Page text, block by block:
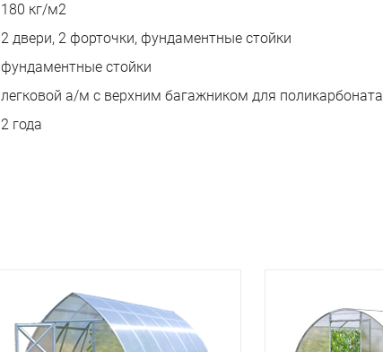
180 кг/м2
2 двери, 2 форточки, фундаментные стойки
фундаментные стойки
легковой а/м с верхним багажником для поликарбоната
2 года